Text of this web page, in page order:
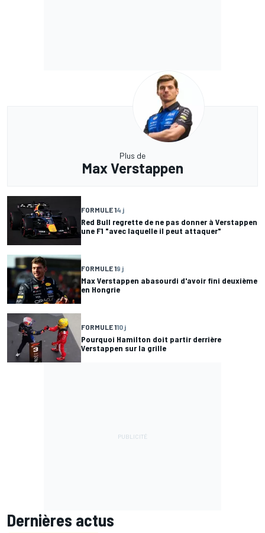
Plus de
Max Verstappen
FORMULE 14 j
Red Bull regrette de ne pas donner à Verstappen
une F1 "avec laquelle il peut attaquer"
FORMULE 19 j
Max Verstappen abasourdi d'avoir fini deuxième
en Hongrie
FORMULE 110 j
Pourquoi Hamilton doit partir derrière
Verstappen sur la grille
Dernières actus